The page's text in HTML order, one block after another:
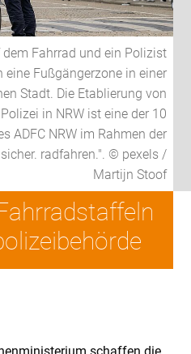
Fahrrad und ein Polizist
eine Fußgängerzone in einer
Stadt. Die Etablierung von
in NRW ist eine der 10
ADFC NRW im Rahmen der
radfahren.". © pexels /
Martijn Stoof